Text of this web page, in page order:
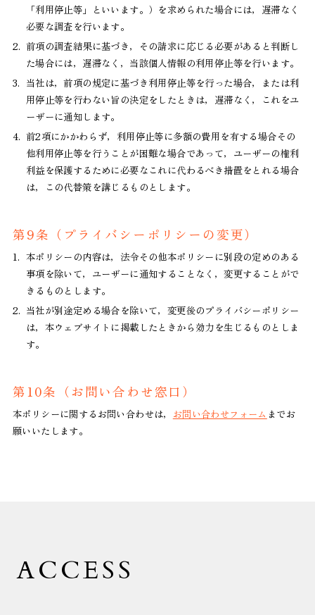
「利用停止等」といいます。）を求められた場合には，遅滞なく
必要な調査を行います。
2. 前項の調査結果に基づき，その請求に応じる必要があると判断し
た場合には，遅滞なく，当該個人情報の利用停止等を行います。
3. 当社は，前項の規定に基づき利用停止等を行った場合，または利
用停止等を行わない旨の決定をしたときは，遅滞なく，これをユ
ーザーに通知します。
4. 前2項にかかわらず，利用停止等に多額の費用を有する場合その
他利用停止等を行うことが困難な場合であって，ユーザーの権利
利益を保護するために必要なこれに代わるべき措置をとれる場合
は，この代替策を講じるものとします。
第9条（プライバシーポリシーの変更）
1. 本ポリシーの内容は，法令その他本ポリシーに別段の定めのある
事項を除いて，ユーザーに通知することなく，変更することがで
きるものとします。
2. 当社が別途定める場合を除いて，変更後のプライバシーポリシー
は，本ウェブサイトに掲載したときから効力を生じるものとしま
す。
第10条（お問い合わせ窓口）
本ポリシーに関するお問い合わせは， お問い合わせフォーム までお
願いいたします。
ACCESS